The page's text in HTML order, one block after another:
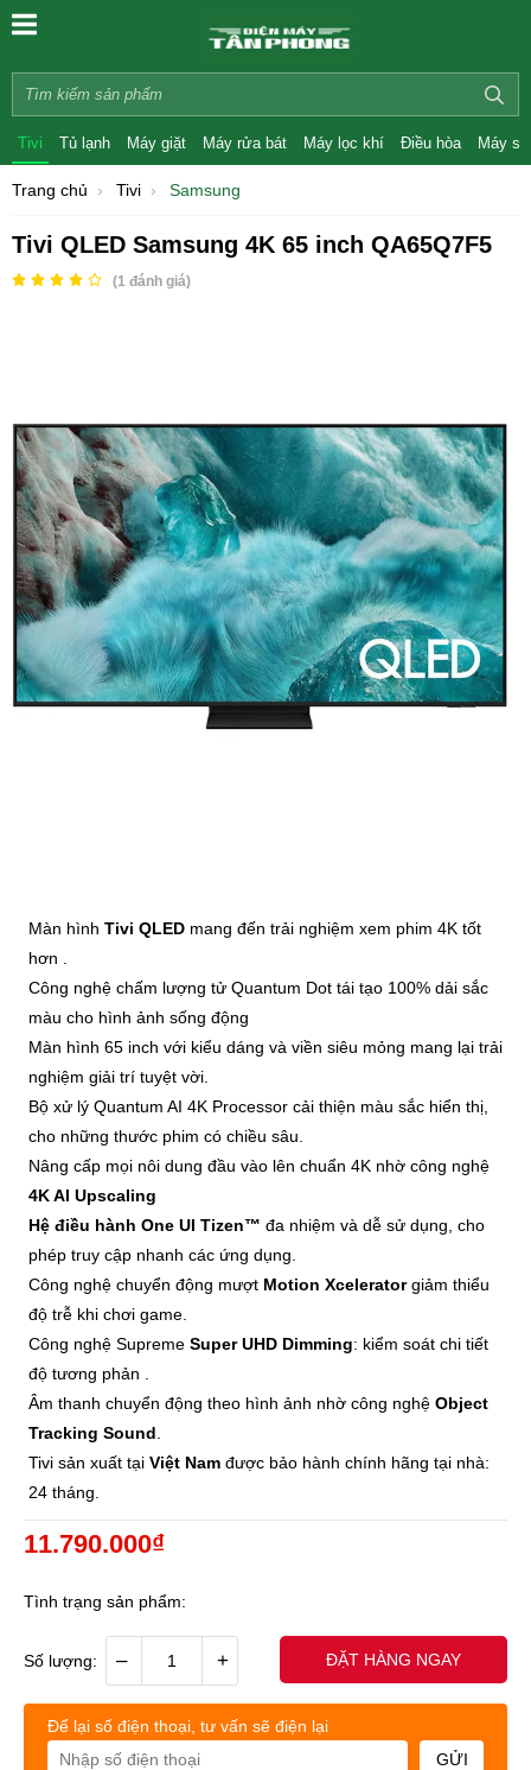
Tivi Tủ lạnh Máy giặt Máy rửa bát Máy lọc khí Điều hòa Máy
Trang chủ Tivi Samsung
Tivi QLED Samsung 4K 65 inch QA65Q7F5
(1 đánh giá)
Màn hình Tivi QLED mang đến trải nghiệm xem phim 4K tốt
hơn .
Công nghệ chấm lượng tử Quantum Dot tái tạo 100% dải sắc
màu cho hình ảnh sống động
Màn hình 65 inch với kiểu dáng và viền siêu mỏng mang lại trải
nghiệm giải trí tuyệt vời.
Bộ xử lý Quantum AI 4K Processor cải thiện màu sắc hiển thị,
cho những thước phim có chiều sâu.
Nâng cấp mọi nôi dung đầu vào lên chuẩn 4K nhờ công nghệ
4K AI Upscaling
Hệ điều hành One UI Tizen™ đa nhiệm và dễ sử dụng, cho
phép truy cập nhanh các ứng dụng.
Công nghệ chuyển động mượt Motion Xceleratorgiảm thiểu
độ trễ khi chơi game.
Công nghệ Supreme Super UHD Dimming: kiểm soát chi tiết
độ tương phản .
Âm thanh chuyển động theo hình ảnh nhờ công nghệ Object
Tracking Sound
Tivi sản xuất tại Việt Nam được bảo hành chính hãng tại nhà:
24 tháng.
11.790.000₫
Tình trạng sản phẩm:
Số lượng: – + ĐẶT HÀNG NGAY
Để lại số điện thoại, tư vấn sẽ điện lại
GỬI